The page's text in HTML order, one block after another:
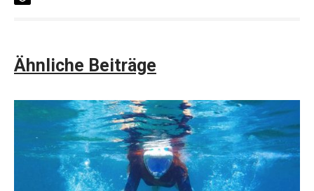
Ähnliche Beiträge